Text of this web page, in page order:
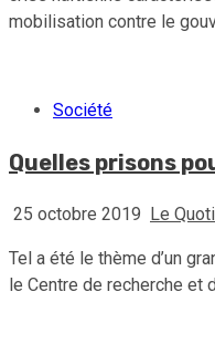
mobilisation contre le
Société
Quelles prisons
25 octobre 2019 Le
Tel a été le thème d’un
le Centre de recherche et